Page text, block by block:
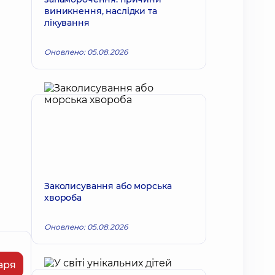
виникнення, наслідки та
лікування
Оновлено: 05.08.2026
Заколисування або морська
хвороба
Оновлено: 05.08.2026